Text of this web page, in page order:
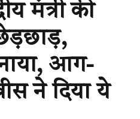
मंत्री की
आग-
ने दिया ये